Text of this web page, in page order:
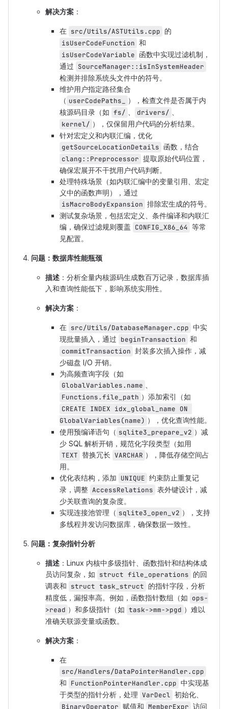
解决方案 ：
在 src/Utils/ASTUtils.cpp 的
isUserCodeFunction 和
isUserCodeVariable 函数中实现过滤机制，
通过 SourceManager::isInSystemHeader
检测并排除系统头文件中的符号。
维护用户指定路径集合
（ userCodePaths_
），检查文件是否属于内
核源码目录（如 fs/ drivers/
kernel/ ），仅保留用户代码的分析结果。
针对宏定义和内联汇编，优化
getSourceLocationDetails 函数，结合
clang::Preprocessor 提取原始代码位置，
确保宏展开不干扰用户代码判断。
处理特殊场景（如内联汇编中的变量引用、宏定
义中的函数声明），通过
isMacroBodyExpansion 排除宏生成的符号。
测试复杂场景，包括宏定义、条件编译和内联汇
编，确保过滤规则覆盖 CONFIG_X86_64 等常
见配置。
问题：数据库性能瓶颈
描述 ：分析全量内核源码生成数百万记录，数据库插
入和查询性能低下，影响系统实用性。
解决方案 ：
在 src/Utils/DatabaseManager.cpp 中实
现批量插入，通过 beginTransaction 和
commitTransaction 封装多次插入操作，减
少磁盘 I/O 开销。
为高频查询字段（如
GlobalVariables.name
Functions.file_path ）添加索引（如
CREATE INDEX idx_global_name ON
GlobalVariables(name) ），优化查询性能。
使用预编译语句（ sqlite3_prepare_v2 ）减
少 SQL 解析开销，规范化字段类型（如用
TEXT 替换冗长 VARCHAR ），降低存储空间占
用。
优化表结构，添加 UNIQUE 约束防止重复记
录，调整 AccessRelations 表外键设计，减
少关联查询的复杂度。
实现连接池管理（ sqlite3_open_v2 ），支持
多线程并发访问数据库，确保数据一致性。
问题：复杂指针分析
描述 ：Linux 内核中多级指针、函数指针和结构体成
员访问复杂，如 struct file_operations 的回
调表和 struct task_struct 的指针字段，分析
精度低，漏报率高。例如，函数指针数组（如 ops-
>read ）和多级指针（如 task->mm->pgd ）难以
准确关联源变量或函数。
解决方案 ：
在
src/Handlers/DataPointerHandler.cpp
和 FunctionPointerHandler.cpp 中实现基
于类型的指针分析，处理 VarDecl 初始化、
BinaryOperator 赋值和 MemberExpr 访问